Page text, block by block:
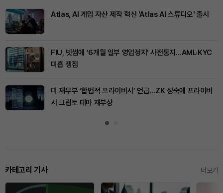
Atlas, AI 게임 자산 제작 혁신 'Atlas AI 스튜디오' 출시
FIU, 빗썸에 ‘6개월 일부 영업정지’ 사전통지…AML·KYC
미흡 쟁점
미 재무부 ‘합법적 프라이버시’ 언급…ZK 성숙에 프라이버
시 크립토 테마 재부상
카테고리 기사 더보기